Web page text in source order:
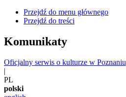
Przejdź do menu głównego
Przejdź do treści
Komunikaty
Oficjalny serwis o kulturze w Poznaniu
|
PL
polski